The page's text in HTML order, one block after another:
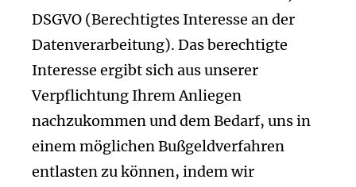
DSGVO (Berechtigtes Interesse an der
Datenverarbeitung). Das berechtigte
Interesse ergibt sich aus unserer
Verpflichtung Ihrem Anliegen
nachzukommen und dem Bedarf, uns in
einem möglichen Bußgeldverfahren
entlasten zu können, indem wir